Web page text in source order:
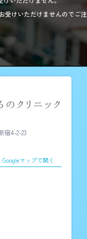
受けいただけませんのでご注
宿4-2-23
Googleマップで開く